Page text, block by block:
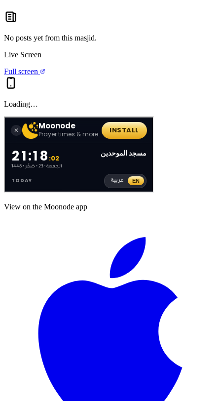
No posts yet from this masjid.
Live Screen
Full screen
Loading…
View on the Moonode app